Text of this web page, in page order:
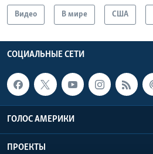
Видео В мире США
СОЦИАЛЬНЫЕ СЕТИ
ГОЛОС АМЕРИКИ
ПРОЕКТЫ